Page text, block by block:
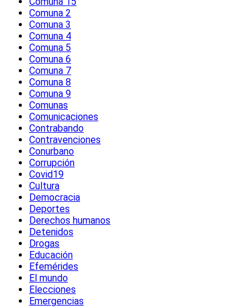
Comuna 2
Comuna 3
Comuna 4
Comuna 5
Comuna 6
Comuna 7
Comuna 8
Comuna 9
Comunas
Comunicaciones
Contrabando
Contravenciones
Conurbano
Corrupción
Covid19
Cultura
Democracia
Deportes
Derechos humanos
Detenidos
Drogas
Educación
Efemérides
El mundo
Elecciones
Emergencias